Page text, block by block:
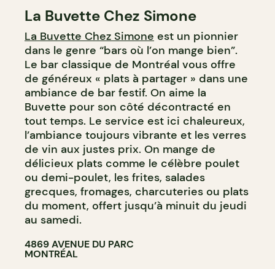
BAR À VIN
La Buvette Chez Simone
La Buvette Chez Simone est un pionnier
dans le genre “bars où l’on mange bien”.
Le bar classique de Montréal vous offre
de généreux « plats à partager » dans une
ambiance de bar festif. On aime la
Buvette pour son côté décontracté en
tout temps. Le service est ici chaleureux,
l’ambiance toujours vibrante et les verres
de vin aux justes prix. On mange de
délicieux plats comme le célèbre poulet
ou demi-poulet, les frites, salades
grecques, fromages, charcuteries ou plats
du moment, offert jusqu’à minuit du jeudi
au samedi.
4869 AVENUE DU PARC
MONTRÉAL